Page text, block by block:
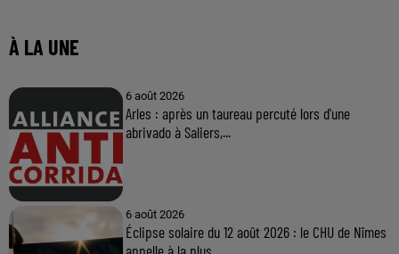
À LA UNE
6 août 2026
Arles : après un taureau percuté lors d'une
abrivado à Saliers,...
6 août 2026
Éclipse solaire du 12 août 2026 : le CHU de Nîmes